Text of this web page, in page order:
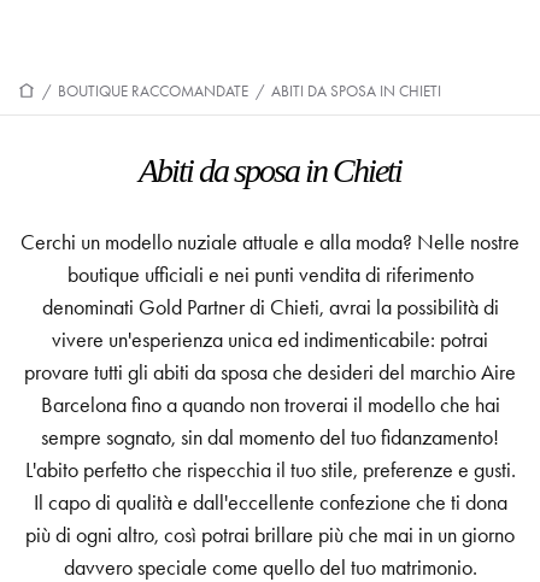
/ BOUTIQUE RACCOMANDATE / ABITI DA SPOSA IN CHIETI
Abiti da sposa in Chieti
Cerchi un modello nuziale attuale e alla moda? Nelle nostre
boutique ufficiali e nei punti vendita di riferimento
denominati Gold Partner di Chieti, avrai la possibilità di
vivere un'esperienza unica ed indimenticabile: potrai
provare tutti gli abiti da sposa che desideri del marchio Aire
Barcelona fino a quando non troverai il modello che hai
sempre sognato, sin dal momento del tuo fidanzamento!
L'abito perfetto che rispecchia il tuo stile, preferenze e gusti.
Il capo di qualità e dall'eccellente confezione che ti dona
più di ogni altro, così potrai brillare più che mai in un giorno
davvero speciale come quello del tuo matrimonio.